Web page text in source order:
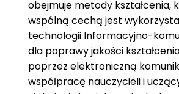
obejmuje metody kształcenia,
wspólną cechą jest
technologii Informacyjno-
dla poprawy jakości
poprzez elektroniczną
współpracę nauczycieli i